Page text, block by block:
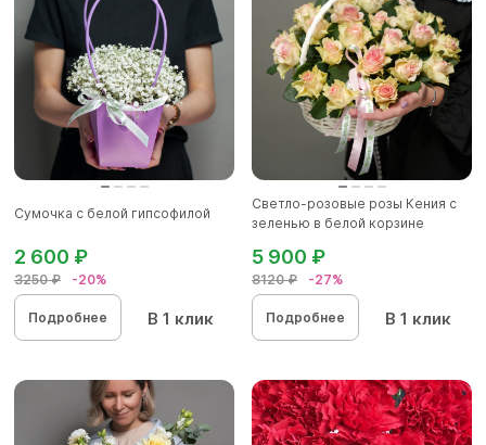
Сумочка с белой гипсофилой
3250 ₽ -20%
2 600 ₽
Подробнее В 1 клик
Светло-розовые розы Кения с
зеленью в белой корзине
8120 ₽ -27%
5 900 ₽
Подробнее В 1 клик